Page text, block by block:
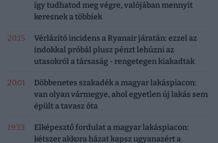
így tudhatod meg végre, valójában mennyit
keresnek a többiek
20:15
Vérlázító incidens a Ryanair járatán: ezzel az
indokkal próbál plusz pénzt lehúzni az
utasokról a társaság - rengetegen kiakadtak
20:01
Döbbenetes szakadék a magyar lakáspiacon:
van olyan vármegye, ahol egyetlen új lakás sem
épült a tavasz óta
19:33
Elképesztő fordulat a magyar lakáspiacon:
kétszer akkora házat kapsz ugyanazért a